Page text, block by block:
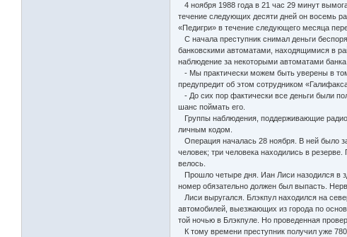
4 ноября 1988 года в 21 час 29 минут
течение следующих десяти дней он восемь
«Педигри» в течение следующего месяца
С начала преступник снимал деньги
банковскими автоматами, находящимися в
наблюдение за некоторыми автоматами банка
- Мы практически можем быть уверены в
предупредит об этом сотрудником
- До сих пор фактически все деньги были
шанс поймать его.
Группы наблюдения, поддерживающие
личным кодом.
Операция началась 28 ноября. В ней было
человек; три человека находились в
велось.
Прошло четыре дня. Иан Лиси назодился в
номер обязательно должен был выпасть.
Лиси выругался. Блэкпул находился на
автомобилей, выезжающих из города по
той ночью в Блэкпуле. Но проведенная
К тому времени преступник получил уже